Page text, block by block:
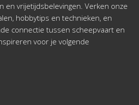
en vrijetijdsbelevingen. Verken onze
hobbytips en technieken, en
connectie tussen scheepvaart en
voor je volgende